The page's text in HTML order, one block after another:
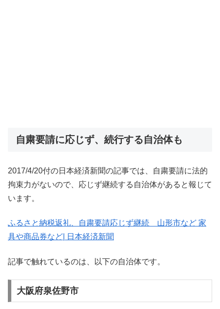
自粛要請に応じず、続行する自治体も
2017/4/20付の日本経済新聞の記事では、自粛要請に法的
拘束力がないので、応じず継続する自治体があると報じて
います。
ふるさと納税返礼、自粛要請応じず継続 山形市など 家
具や商品券など| 日本経済新聞
記事で触れているのは、以下の自治体です。
大阪府泉佐野市